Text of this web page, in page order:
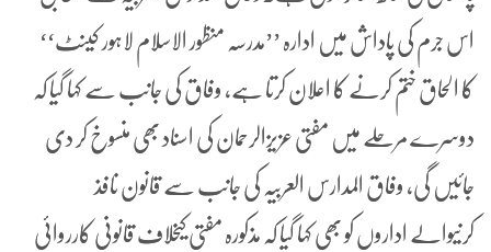
اس جرم کی پاداش میں ادارہ ’’مدرسہ منظور الاسلام لاہور کینٹ‘‘
کا الحاق ختم کرنے کا اعلان کرتا ہے، وفاق کی جانب سے کہا گیا کہ
دوسرے مرحلے میں مفتی عزیزالرحمان کی اسناد بھی منسوخ کر دی
جائیں گی، وفاق المدارس العربیہ کی جانب سے قانون نافذ
کرنیوالے اداروں کو بھی کہا گیا کہ مذکورہ مفتی کیخلاف قانونی کارروائی